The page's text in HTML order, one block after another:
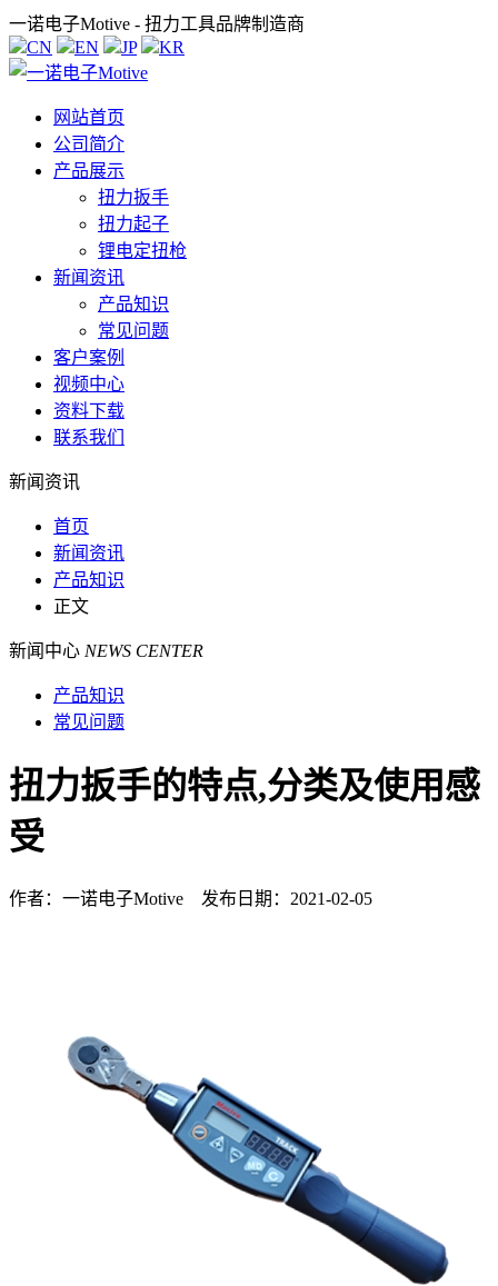
一诺电子Motive - 扭力工具品牌制造商
CN
EN JP KR
网站首页
公司简介
产品展示
扭力扳手
扭力起子
锂电定扭枪
新闻资讯
产品知识
常见问题
客户案例
视频中心
资料下载
联系我们
新闻资讯
首页
新闻资讯
产品知识
正文
新闻中心 NEWS CENTER
产品知识
常见问题
扭力扳手的特点,分类及使用感
受
作者：一诺电子Motive 发布日期：2021-02-05